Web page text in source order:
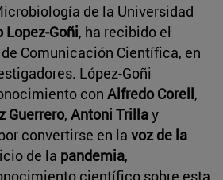
de la Universidad
Lopez-Goñi, ha recibido el
de Comunicación Científica, en
López-Goñi
con Alfredo Corell,
Guerrero, Antoni Trillay
convertirse en la voz de la
de la pandemia,
científico sobre esta